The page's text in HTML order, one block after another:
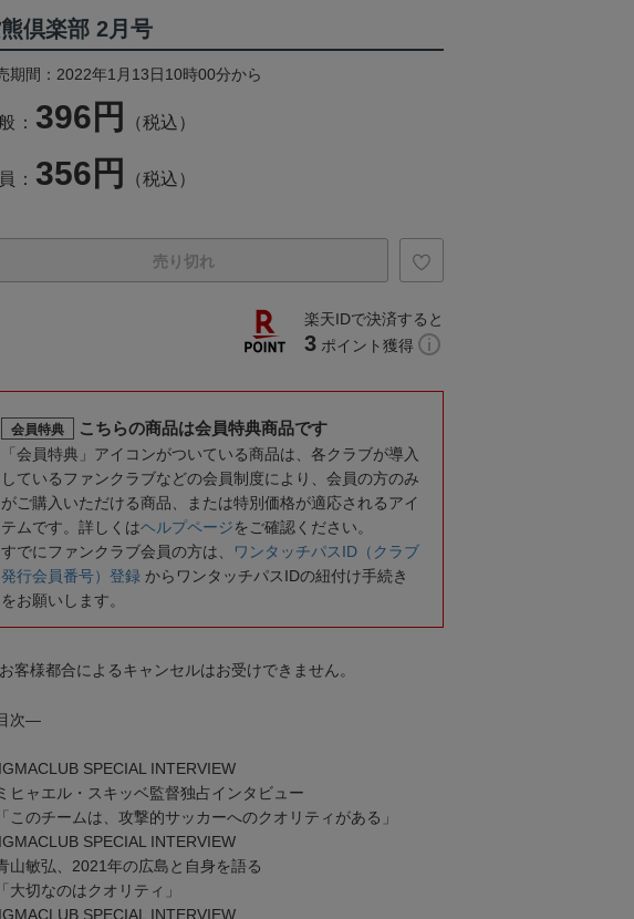
倶楽部 2月号
期間：2022年1月13日10時00分から
： 396円 （税込）
： 356円 （税込）
売り切れ
楽天IDで決済すると
3 ポイント獲得
会員特典 こちらの商品は会員特典商品です
「会員特典」アイコンがついている商品は、各クラブが導入
しているファンクラブなどの会員制度により、会員の方のみ
がご購入いただける商品、または特別価格が適応されるアイ
テムです。詳しくはヘルプページをご確認ください。
すでにファンクラブ会員の方は、
ワンタッチパスID（クラブ
発行会員番号）登録 からワンタッチパスIDの紐付け手続き
をお願いします。
客様都合によるキャンセルはお受けできません。
次―
SPECIAL INTERVIEW
ヒャエル・スキッベ監督独占インタビュー
このチームは、攻撃的サッカーへのクオリティがある」
SPECIAL INTERVIEW
山敏弘、2021年の広島と自身を語る
大切なのはクオリティ」
SPECIAL INTERVIEW